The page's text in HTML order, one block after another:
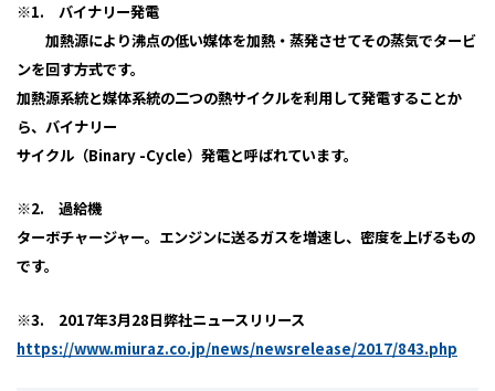
※1. バイナリー発電
加熱源により沸点の低い媒体を加熱・蒸発させてその蒸気でタービ
ンを回す方式です。
加熱源系統と媒体系統の二つの熱サイクルを利用して発電することか
ら、バイナリー
サイクル（Binary -Cycle）発電と呼ばれています。
※2. 過給機
ターボチャージャー。エンジンに送るガスを増速し、密度を上げるもの
です。
※3. 2017年3月28日弊社ニュースリリース
https://www.miuraz.co.jp/news/newsrelease/2017/843.php